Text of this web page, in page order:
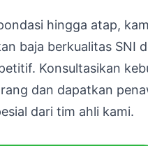
hingga atap,
baja berkualitas SNI
Konsultasikan
dan dapatkan
dari tim ahli kami.